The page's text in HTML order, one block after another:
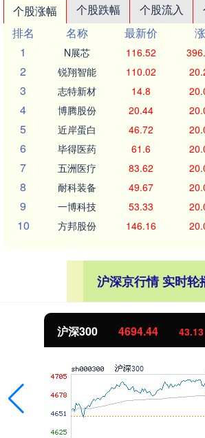
个股涨幅 个股跌幅 个股流入
排名
名称 最新价
1
N展芯 116.52
2 锐翔智能 110.02
3 志特新材 14.8
4 博腾股份 20.44
5 近岸蛋白 46.72
6 毕得医药 61.6
7 五洲医疗 83.62
8 耐科装备 49.67
9 一博科技 53.33
10 方邦股份 146.16
沪深京行情 实时轮
北证50 1134.24 11.37